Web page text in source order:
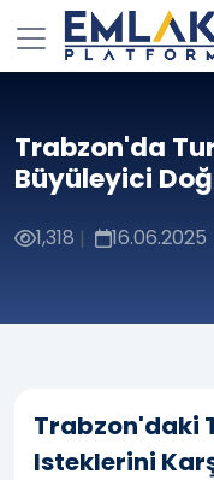
Trabzon'da
Büyüleyici
1,318 | 16.06.2025
Trabzon'daki
Isteklerini